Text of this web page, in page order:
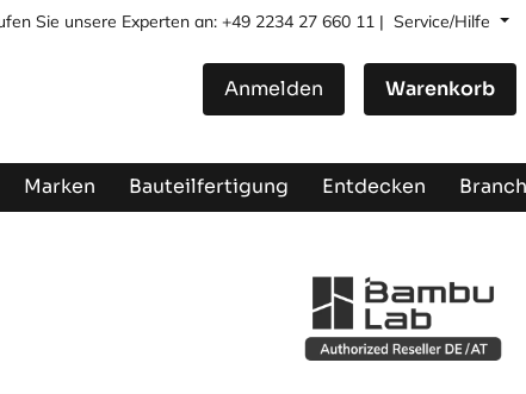
Sie unsere Experten an: +49 2234 27 660 11 | Service/Hilfe
Anmelden Warenkorb
Marken Bauteilfertigung Entdecken